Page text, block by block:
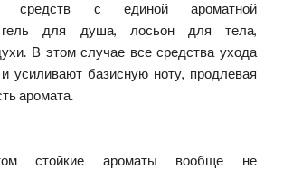
средств с единой ароматной
гель для душа, лосьон для тела,
В этом случае все средства ухода
усиливают базисную ноту, продлевая
аромата.
стойкие ароматы вообще не